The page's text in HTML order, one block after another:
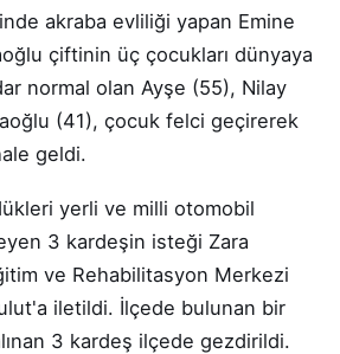
akraba evliliği yapan Emine
çiftinin üç çocukları dünyaya
normal olan Ayşe (55), Nilay
(41), çocuk felci geçirerek
geldi.
yerli ve milli otomobil
3 kardeşin isteği Zara
ve Rehabilitasyon Merkezi
iletildi. İlçede bulunan bir
3 kardeş ilçede gezdirildi.